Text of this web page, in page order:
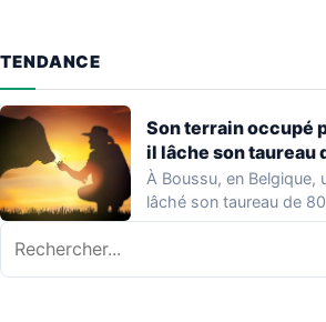
TENDANCE
Son terrain occupé
il lâche son taureau
À Boussu, en Belgique,
lâché son taureau de